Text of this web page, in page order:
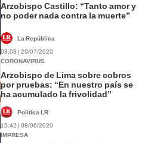
Arzobispo Castillo: “Tanto amor y
no poder nada contra la muerte”
La República
03:08 | 29/07/2020
CORONAVIRUS
Arzobispo de Lima sobre cobros
por pruebas: “En nuestro país se
ha acumulado la frivolidad”
Política LR
15:42 | 08/06/2020
IMPRESA